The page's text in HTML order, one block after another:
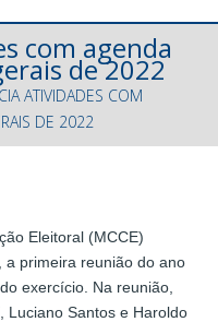
com agenda
de 2022
ATIVIDADES COM
DE 2022
Eleitoral (MCCE)
a primeira reunião do ano
exercício. Na reunião,
Luciano Santos e Haroldo